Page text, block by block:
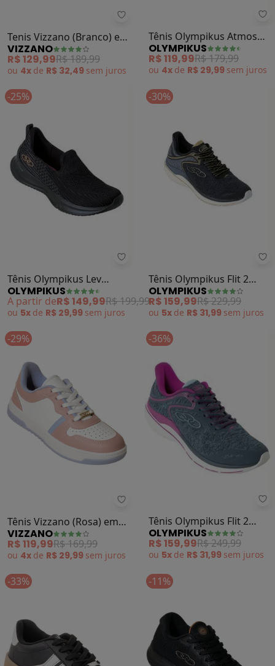
Vizzano - Tenis Vizzano (Branco)
Tenis Vizzano (Branco) em
Sintético
VIZZANO
R$ 129,99R$ 189,99
ou 4x de R$ 32,49 sem juros
Tênis Olympikus Atmos
(Chumbo)
OLYMPIKUS
R$ 119,99R$ 179,99
ou 4x de R$ 29,99 sem juros
-25%
Olympikus - Tênis Olympikus
Tênis Olympikus Lev
(Preto)
OLYMPIKUS
A partir deR$ 149,99R$ 199,99
ou 5x de R$ 29,99 sem juros
-30%
Tênis Olympikus Flit 2
(Preto)
OLYMPIKUS
R$ 159,99R$ 229,99
ou 5x de R$ 31,99 sem juros
-29%
Vizzano - Tênis Vizzano (Rosa)
Tênis Vizzano (Rosa) em
Sintético
VIZZANO
R$ 119,99R$ 169,99
ou 4x de R$ 29,99 sem juros
-36%
Tênis Olympikus Flit 2
(Petróleo)
OLYMPIKUS
R$ 159,99R$ 249,99
ou 5x de R$ 31,99 sem juros
-33% -11%